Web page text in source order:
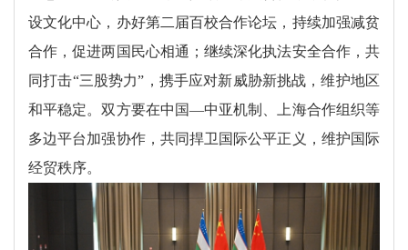
设文化中心，办好第二届百校合作论坛，持续加强减贫
合作，促进两国民心相通；继续深化执法安全合作，共
同打击“三股势力”，携手应对新威胁新挑战，维护地区
和平稳定。双方要在中国—中亚机制、上海合作组织等
多边平台加强协作，共同捍卫国际公平正义，维护国际
经贸秩序。